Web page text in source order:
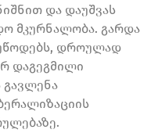
და დაუშვას
მკურნალობა. გარდა
დროულად
დაგეგმილი
გავლენა